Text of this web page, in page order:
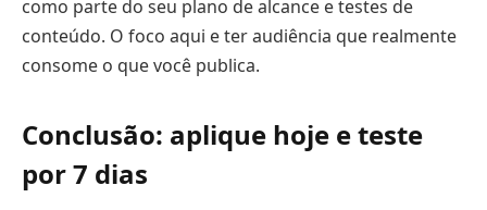
como parte do seu plano de alcance e testes de
conteúdo. O foco aqui e ter audiência que realmente
consome o que você publica.
Conclusão: aplique hoje e teste
por 7 dias